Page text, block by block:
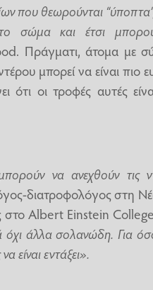
που θεωρούνται
σώμα και έτσι
Πράγματι, άτομα με
μπορεί να είναι πιο
οι τροφές αυτές
να ανεχθούν τις
διατροφολόγος στη
στο Albert Einstein
άλλα σολανώδη. Για
είναι εντάξει».